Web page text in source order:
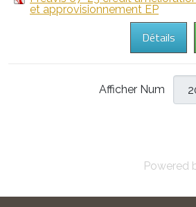
et approvisionnement EP
Détails
Afficher Num
Powered